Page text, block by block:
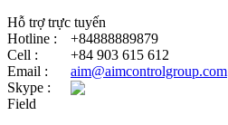
Hỗ trợ trực tuyến
Hotline :
+84888889879
Cell :
+84 903 615 612
Email :
aim@aimcontrolgroup.com
Skype :
Field